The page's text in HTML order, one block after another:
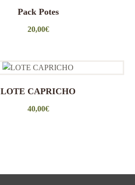
Pack Potes
20,00€
LOTE CAPRICHO
40,00€